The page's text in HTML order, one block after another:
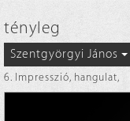
tényleg
Szentgyörgyi János
6. Impresszió, hangulat,